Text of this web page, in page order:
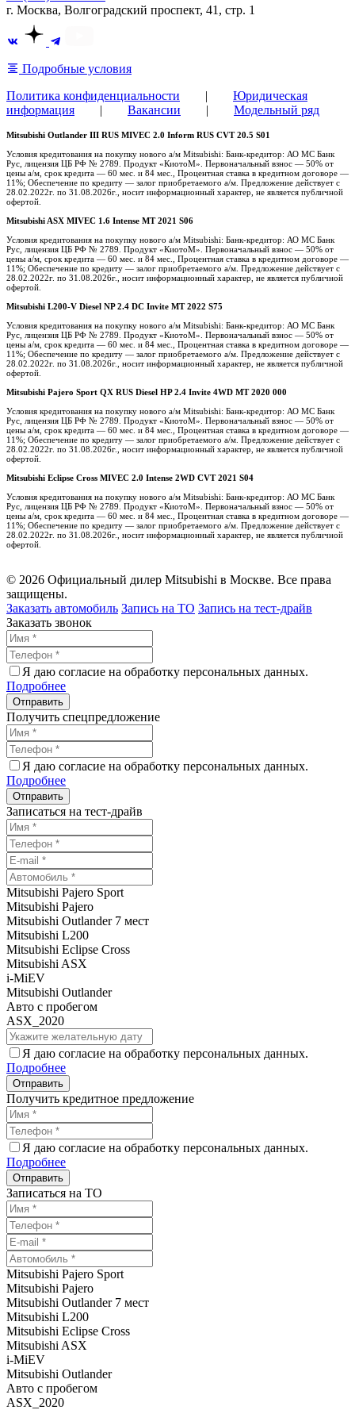
г. Москва, Волгоградский проспект, 41, стр. 1
Подробные условия
Политика конфиденциальности | Юридическая
информация | Вакансии | Модельный ряд
Mitsubishi Outlander III RUS MIVEC 2.0 Inform RUS CVT 20.5 S01
Условия кредитования на покупку нового а/м Mitsubishi: Банк-кредитор: АО МС Банк
Рус, лицензия ЦБ РФ № 2789. Продукт «КиотоМ». Первоначальный взнос — 50% от
цены а/м, срок кредита — 60 мес. и 84 мес., Процентная ставка в кредитном договоре —
11%; Обеспечение по кредиту — залог приобретаемого а/м. Предложение действует с
28.02.2022г. по 31.08.2026г., носит информационный характер, не является публичной
офертой.
Mitsubishi ASX MIVEC 1.6 Intense MT 2021 S06
Условия кредитования на покупку нового а/м Mitsubishi: Банк-кредитор: АО МС Банк
Рус, лицензия ЦБ РФ № 2789. Продукт «КиотоМ». Первоначальный взнос — 50% от
цены а/м, срок кредита — 60 мес. и 84 мес., Процентная ставка в кредитном договоре —
11%; Обеспечение по кредиту — залог приобретаемого а/м. Предложение действует с
28.02.2022г. по 31.08.2026г., носит информационный характер, не является публичной
офертой.
Mitsubishi L200-V Diesel NP 2.4 DC Invite MT 2022 S75
Условия кредитования на покупку нового а/м Mitsubishi: Банк-кредитор: АО МС Банк
Рус, лицензия ЦБ РФ № 2789. Продукт «КиотоМ». Первоначальный взнос — 50% от
цены а/м, срок кредита — 60 мес. и 84 мес., Процентная ставка в кредитном договоре —
11%; Обеспечение по кредиту — залог приобретаемого а/м. Предложение действует с
28.02.2022г. по 31.08.2026г., носит информационный характер, не является публичной
офертой.
Mitsubishi Pajero Sport QX RUS Diesel HP 2.4 Invite 4WD MT 2020 000
Условия кредитования на покупку нового а/м Mitsubishi: Банк-кредитор: АО МС Банк
Рус, лицензия ЦБ РФ № 2789. Продукт «КиотоМ». Первоначальный взнос — 50% от
цены а/м, срок кредита — 60 мес. и 84 мес., Процентная ставка в кредитном договоре —
11%; Обеспечение по кредиту — залог приобретаемого а/м. Предложение действует с
28.02.2022г. по 31.08.2026г., носит информационный характер, не является публичной
офертой.
Mitsubishi Eclipse Cross MIVEC 2.0 Intense 2WD CVT 2021 S04
Условия кредитования на покупку нового а/м Mitsubishi: Банк-кредитор: АО МС Банк
Рус, лицензия ЦБ РФ № 2789. Продукт «КиотоМ». Первоначальный взнос — 50% от
цены а/м, срок кредита — 60 мес. и 84 мес., Процентная ставка в кредитном договоре —
11%; Обеспечение по кредиту — залог приобретаемого а/м. Предложение действует с
28.02.2022г. по 31.08.2026г., носит информационный характер, не является публичной
офертой.
© 2026 Официальный дилер Mitsubishi в Москве. Все права
защищены.
Заказать автомобиль Запись на ТО Запись на тест-драйв
Заказать звонок
Я даю согласие на обработку персональных данных.
Подробнее
Получить спецпредложение
Я даю согласие на обработку персональных данных.
Подробнее
Записаться на тест-драйв
Mitsubishi Pajero Sport
Mitsubishi Pajero
Mitsubishi Outlander 7 мест
Mitsubishi L200
Mitsubishi Eclipse Cross
Mitsubishi ASX
i-MiEV
Mitsubishi Outlander
Авто с пробегом
ASX_2020
Я даю согласие на обработку персональных данных.
Подробнее
Получить кредитное предложение
Я даю согласие на обработку персональных данных.
Подробнее
Записаться на ТО
Mitsubishi Pajero Sport
Mitsubishi Pajero
Mitsubishi Outlander 7 мест
Mitsubishi L200
Mitsubishi Eclipse Cross
Mitsubishi ASX
i-MiEV
Mitsubishi Outlander
Авто с пробегом
ASX_2020